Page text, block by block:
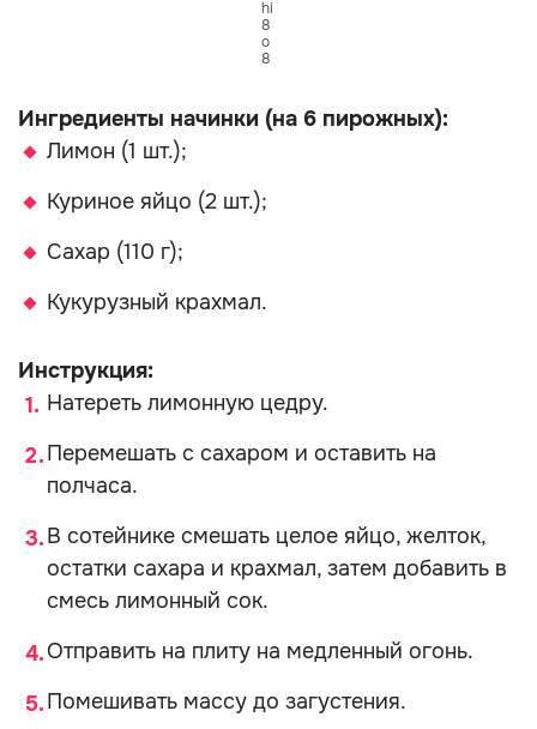
hi
8
o
8
Ингредиенты начинки (на 6 пирожных):
Лимон (1 шт.);
Куриное яйцо (2 шт.);
Сахар (110 г);
Кукурузный крахмал.
Инструкция:
Натереть лимонную цедру.
Перемешать с сахаром и оставить на
полчаса.
В сотейнике смешать целое яйцо, желток,
остатки сахара и крахмал, затем добавить в
смесь лимонный сок.
Отправить на плиту на медленный огонь.
Помешивать массу до загустения.